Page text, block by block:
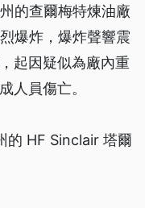
的查爾梅特煉油廠
爆炸，爆炸聲響震
起因疑似為廠內重
人員傷亡。
的 HF Sinclair 塔爾